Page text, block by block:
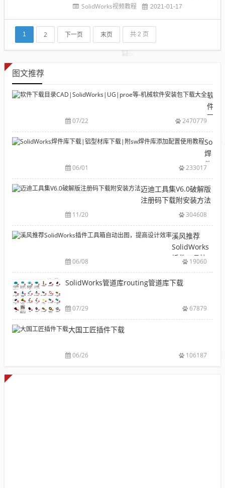
量，我们会根据零件的长短进行调节安装孔的阵列数
下面的法兰孔8个，装配之后...
SolidWorks视频教程 2021-01-17
1 2 下一页 末页 共 2 页
图文推荐
软
件
下
目
录
机
械
软
安
包
载
07/22 2470779
焊
件
下
载|
型
下
载|
附
件
库
配
06/01 233017
迈迪工具集V6.0破解版
注册码下载附安装方法
11/20 304608
溪风推荐
SolidWorks
插件工具箱
提高设计效
06/08 19060
SolidWorks管道库routing管道库下载
07/29 67879
大国工匠插件下载
06/26 106187